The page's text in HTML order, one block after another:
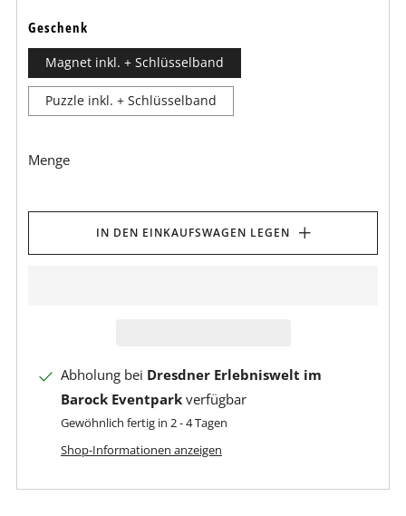
Geschenk
Magnet inkl. + Schlüsselband
Puzzle inkl. + Schlüsselband
Menge
IN DEN EINKAUFSWAGEN LEGEN
Abholung bei Dresdner Erlebniswelt im
Barock Eventpark verfügbar
Gewöhnlich fertig in 2 - 4 Tagen
Shop-Informationen anzeigen